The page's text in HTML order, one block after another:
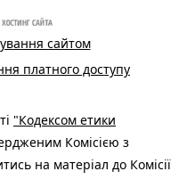
сайтом
платного доступу
"Кодексом етики
Комісією з
на матеріал до Комісії